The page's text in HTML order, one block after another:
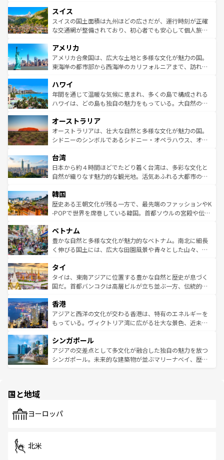
れる地方に足を運ぶとそれぞれで全く異なる文化を体験で
きるだろう。 なお、新着のフランス情報はコンテンツ一覧
を参照してほしい。
は、お酒好きな人にはぜひ体験してほしい。 なお、新着の
ドイツ情報はコンテンツ一覧を参照してほしい。
リアごとに異なる魅力がある。また、優雅なアフタヌーン
ティー、ビール好きにはたまらない英国パブ、サッカー観
戦など、本場だからこそできる体験も豊富。イギリスを旅
ンツ一覧を参照してほしい。
スイス
スイスの国土面積は九州ほどの広さだが、運行時刻が正確
な交通網が整備されており、初心者でも安心して個人旅行
の建物がそのまま残る町や、スイスならではのユニークな
博物館もあり、アルプス観光だけでなく町歩きも満喫する
ことができる。国民の所得が高いため物価も高いが、旅行
ば市内交通費無料で観光を楽しむこともできる。 なお、新
着のスイス情報はコンテンツ一覧 を参照してほしい。
アメリカ
アメリカ合衆国は、広大な土地と多様な文化が魅力の国。
東海岸の都市部から西海岸のカリフォルニアまで、訪れる
のような巨大都市は、観光、ショッピング、エンターテイ
ンメントが詰まった刺激的なスポットだ。一方、アメリカ
西部には大自然が広がり、グランドキャニオンやイエロー
部のニューオーリンズでは、音楽と美食が融合した独特の
文化が魅力。旅行者はアメリカの各地域で異なる魅力を楽
しみながら、その多様性と豊かな歴史を感じることができ
ならではの贅沢な旅のスタイルだ。 なお、新着のアメリカ
情報はコンテンツ一覧を参照してほしい。
ハワイ
年間を通じて温暖な気候に恵まれ、多くの島で構成される
ハワイは、どの島も独自の魅力をもっている。大自然の神
ワイ島は見逃せない。また、定番の観光地といえばオアフ
島だが、静かな自然を求めるならマウイ島やカウアイ島が
おすすめ。エメラルドグリーンに輝く海をはじめ、豊かな
れるおもてなしの心で訪れる人々を迎えてくれるハワイの
人々、おいしいローカルフードやハワイアンミュージッ
ク、伝統的なフラダンスなど、すべてがハワイの魅力を彩
ワイを、存分に味わってほしい。 なお、新着のハワイ情報
はコンテンツ一覧を参照してほしい。
オーストラリア
オーストラリアは、壮大な自然と多様な文化が魅力の国。
シドニーのシンボルであるシドニー・オペラハウス、オー
リアリーフや大陸中央部にそびえるウルル（エアーズロッ
ク）、タスマニアの美しい原生林やケアンズの熱帯雨林な
ど、見どころがたくさん。また、カフェやワイン、オージ
いる。アクティビティも充実しており、サーフィンやダイ
ビング、ハイキングなど、アウトドア好きにはたまらな
い。オーストラリアの多彩な魅力を存分に味わいつくそ
参照してほしい。
台湾
日本から約４時間ほどでたどり着く台湾は、多彩な文化と
自然が織りなす魅力的な観光地。活気あふれる大都市の台
ン）、静ひつな山岳地帯である台湾東部など、都市の喧騒
と山間の静けさが共存しており、訪れる人に新しい発見と
驚きをもたらしてくれる。また、奥深い台湾の食文化も魅
容にもいいと評判のスイーツなど、バラエティ豊かな料理
が味わえる。 なお、新着の台湾情報は コンテンツ一覧を参
照してほしい。
韓国
歴史ある王朝文化が残る一方で、最先端のファッションやK
-POPで世界を席巻している韓国。首都ソウルの宮殿や伝統
き、地方に足を延ばせば四季折々の自然美を楽しむことが
できる。そして、キムチや焼肉、絶品のストリートフード
まで、さまざまな韓国料理が待っている。夜には、韓国な
リティに包まれながら、韓国の多彩な魅力を心ゆくまで味
わってみてほしい。 なお、新着の韓国情報はコンテンツ一
覧を参照してほしい。
ベトナム
豊かな自然と多様な文化が魅力的なベトナム。南北に細長
く伸びる国土には、広大な田園風景や青々とした山々、世
急速な発展と共に伝統が息づく。ハノイの古い町並みやホ
ーチミン市のフランス統治時代の建物も、独特の雰囲気を
醸し出している。また、バラエティの豊かさとおいしさで
とつ。フォーやバインミー、ベトナムコーヒーなどは、ぜ
ひ現地で味わいたい。どの地域を訪れてもあたたかい人々
が旅行者を迎えてくれるので、きっと忘れられない旅にな
参照してほしい。
タイ
タイは、東南アジアに位置する豊かな自然と歴史が息づく
国だ。首都バンコクは高層ビルが立ち並ぶ一方、伝統的な
の活気が交差している。北部ではチェンマイなどの山岳地
帯で自然と触れ合い、南部ではプーケットやクラビの美し
いビーチでリゾート気分を楽しむことができる。タイ料理
激する。気候は一年中温暖で、どの季節にも異なる楽しみ
が待っている。親しみやすいタイの人々、仏教を中心とし
た文化、そして多様な観光資源が、訪れる旅人を魅了し続
香港
アジアと西洋の文化が交わる香港は、特有のエネルギーを
もっている。ヴィクトリア湾に広がる壮大な景色、近未来
み、どこを訪れても感動するはず。観光スポットが密集し
ており、効率よく見どころを回れるのも魅力。息をのむよ
うな絶景から文化的な体験まで、香港を存分に楽しみ尽く
シンガポール
アジアの交差点として多文化が融合した独自の魅力を放つ
シンガポール。未来的な建築物が並ぶマリーナベイ、歴史
で、ホーカーズは地元の風情を楽しめる外せないスポット
国と地域
ヨーロッパ
北米